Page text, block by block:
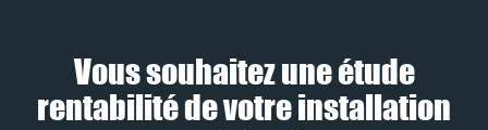
Vous souhaitez une étude
rentabilité de votre installation